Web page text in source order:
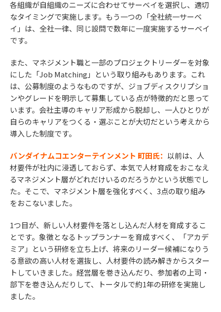
各組織が自組織のニーズに合わせてサーベイを選択し、適切
なタイミングで実施します。もう一つの「全社統一サーベ
イ」は、全社一律、同じ設問で数年に一度実施するサーベイ
です。
また、マネジメント職と一部のプロジェクトリーダーを対象
にした「Job Matching」という取り組みもあります。これ
は、公募制度のようなものですが、ジョブディスクリプショ
ンやグレードを明示して募集している点が特徴的だと思って
います。会社主導のキャリア形成から脱却し、一人ひとりが
自らのキャリアをつくる・選ぶことが大切だという考えから
導入した制度です。
バンダイナムコエンターテインメント 町田氏： 以前は、人
材要件が社内に浸透しておらず、本気で人材育成をおこなえ
るマネジメント層がどれだけいるのだろうかという状態でし
た。そこで、マネジメント層を強化すべく、3点の取り組み
をおこないました。
1つ目が、新しい人材要件を落とし込んだ人材を育成するこ
とです。象徴となるトップランナーを育成すべく、「アカデ
ミア」という研修を立ち上げ、将来のリーダー候補になりう
る意欲の高い人材を選抜し、人材要件の読み解きからスター
トしていきました。経営層を巻き込んだり、参加者の上司・
部下を巻き込んだりして、トータルで約1年の研修を実施し
ました。